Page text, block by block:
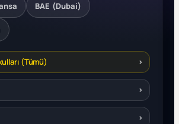
BAE (Dubai)
(Tümü) ›
›
›